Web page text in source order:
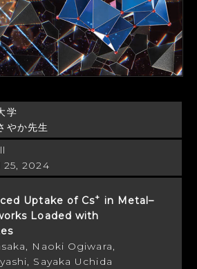
学
やか先生
25, 2024
Uptake of Cs+ in Metal–
Loaded with
Naoki Ogiwara,
Sayaka Uchida